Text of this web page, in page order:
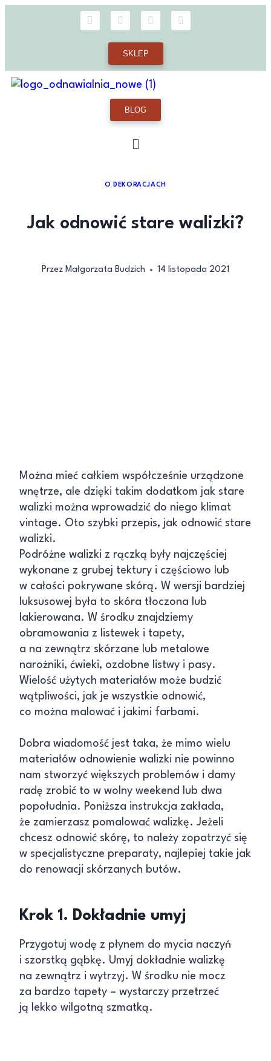
SKLEP
BLOG
O DEKORACJACH
Jak odnowić stare walizki?
Przez Małgorzata Budzich 14 listopada 2021
Można mieć całkiem współcześnie urządzone
wnętrze, ale dzięki takim dodatkom jak stare
walizki można wprowadzić do niego klimat
vintage. Oto szybki przepis, jak odnowić stare
walizki.
Podróżne walizki z rączką były najczęściej
wykonane z grubej tektury i częściowo lub
w całości pokrywane skórą. W wersji bardziej
luksusowej była to skóra tłoczona lub
lakierowana. W środku znajdziemy
obramowania z listewek i tapety,
a na zewnątrz skórzane lub metalowe
narożniki, ćwieki, ozdobne listwy i pasy.
Wielość użytych materiałów może budzić
wątpliwości, jak je wszystkie odnowić,
co można malować i jakimi farbami.
Dobra wiadomość jest taka, że mimo wielu
materiałów odnowienie walizki nie powinno
nam stworzyć większych problemów i damy
radę zrobić to w wolny weekend lub dwa
popołudnia. Poniższa instrukcja zakłada,
że zamierzasz pomalować walizkę. Jeżeli
chcesz odnowić skórę, to należy zopatrzyć się
w specjalistyczne preparaty, najlepiej takie jak
do renowacji skórzanych butów.
Krok 1. Dokładnie umyj
Przygotuj wodę z płynem do mycia naczyń
i szorstką gąbkę. Umyj dokładnie walizkę
na zewnątrz i wytrzyj. W środku nie mocz
za bardzo tapety – wystarczy przetrzeć
ją lekko wilgotną szmatką.